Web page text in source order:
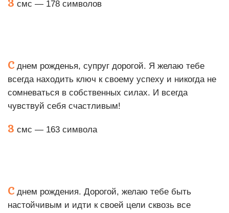
смс — 178 символов
С днем рожденья, супруг дорогой. Я желаю тебе
всегда находить ключ к своему успеху и никогда не
сомневаться в собственных силах. И всегда
чувствуй себя счастливым!
3 смс — 163 символа
С днем рождения. Дорогой, желаю тебе быть
настойчивым и идти к своей цели сквозь все